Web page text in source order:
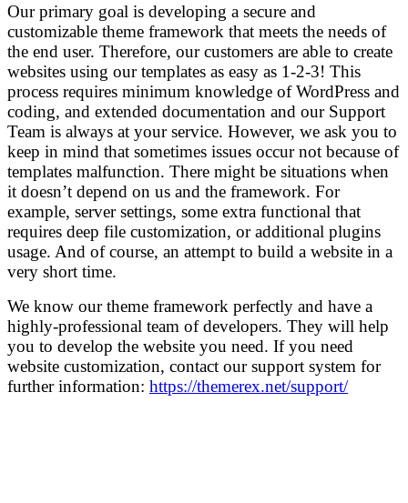
Our primary goal is developing a secure and
customizable theme framework that meets the needs of
the end user. Therefore, our customers are able to create
websites using our templates as easy as 1-2-3! This
process requires minimum knowledge of WordPress and
coding, and extended documentation and our Support
Team is always at your service. However, we ask you to
keep in mind that sometimes issues occur not because of
templates malfunction. There might be situations when
it doesn’t depend on us and the framework. For
example, server settings, some extra functional that
requires deep file customization, or additional plugins
usage. And of course, an attempt to build a website in a
very short time.
We know our theme framework perfectly and have a
highly-professional team of developers. They will help
you to develop the website you need. If you need
website customization, contact our support system for
further information: https://themerex.net/support/